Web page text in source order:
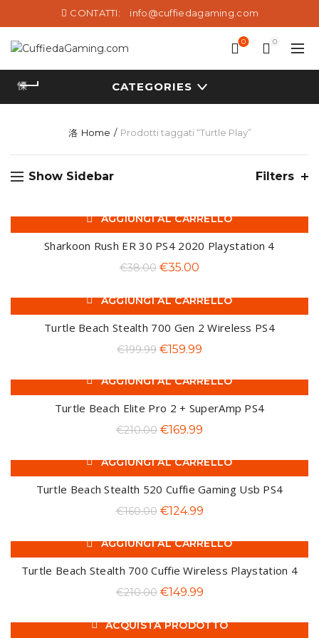
CONTATTI: info@cuffiedagaming.com
0 0
CATEGORIES
Home Prodotti taggati “Turtle Play”
Show Sidebar Filters
-8%
AGGIUNGI AL CARRELLO
Sharkoon Rush ER 30 PS4 2020 Playstation 4
€38.00 Il
originale
€35.00
attuale
-20%
AGGIUNGI AL CARRELLO
Turtle Beach Stealth 700 Gen 2 Wireless PS4
€199.99 Il
originale
€199.99.
€159.99
attuale
€159.99.
-19%
AGGIUNGI AL CARRELLO
Turtle Beach Elite Pro 2 + SuperAmp PS4
€210.00 Il
originale
€169.99
attuale
€169.99.
-22%
AGGIUNGI AL CARRELLO
Turtle Beach Stealth 520 Cuffie Gaming Usb PS4
€160.00 Il
originale
era:
€124.99Il
attuale
è:
€124.99.
-29%
AGGIUNGI AL CARRELLO
Turtle Beach Stealth 700 Cuffie Wireless Playstation 4
€210.00 Il
originale
€149.99Il
attuale
ACQUISTA PRODOTTO